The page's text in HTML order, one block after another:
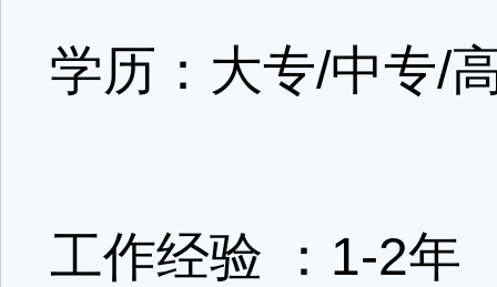
学历：大专/中专/
工作经验 ：1-2年